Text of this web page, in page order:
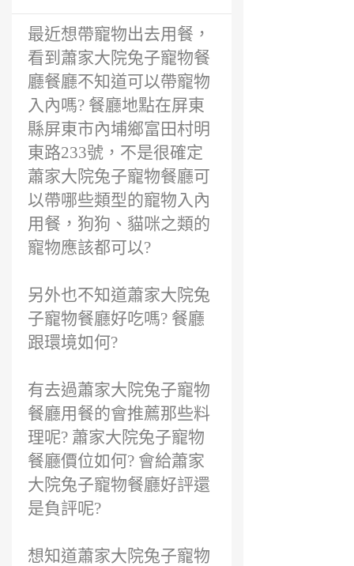
最近想帶寵物出去用餐，
看到蕭家大院兔子寵物餐
廳餐廳不知道可以帶寵物
入內嗎? 餐廳地點在屏東
縣屏東市內埔鄉富田村明
東路233號，不是很確定
蕭家大院兔子寵物餐廳可
以帶哪些類型的寵物入內
用餐，狗狗、貓咪之類的
寵物應該都可以?
另外也不知道蕭家大院兔
子寵物餐廳好吃嗎? 餐廳
跟環境如何?
有去過蕭家大院兔子寵物
餐廳用餐的會推薦那些料
理呢? 蕭家大院兔子寵物
餐廳價位如何? 會給蕭家
大院兔子寵物餐廳好評還
是負評呢?
想知道蕭家大院兔子寵物